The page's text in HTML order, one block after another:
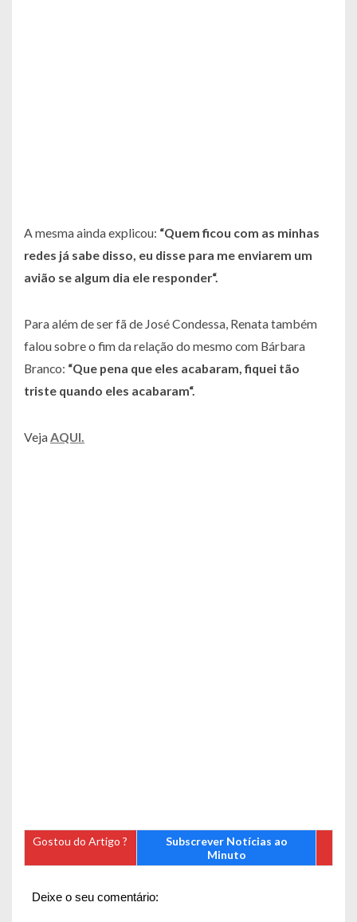
A mesma ainda explicou: “Quem ficou com as minhas
redes já sabe disso, eu disse para me enviarem um
avião se algum dia ele responder“.
Para além de ser fã de José Condessa, Renata também
falou sobre o fim da relação do mesmo com Bárbara
Branco: “Que pena que eles acabaram, fiquei tão
triste quando eles acabaram“.
VejaAQUI.
Gostou do Artigo ?
Subscrever Notícias ao
Minuto
Deixe o seu comentário: